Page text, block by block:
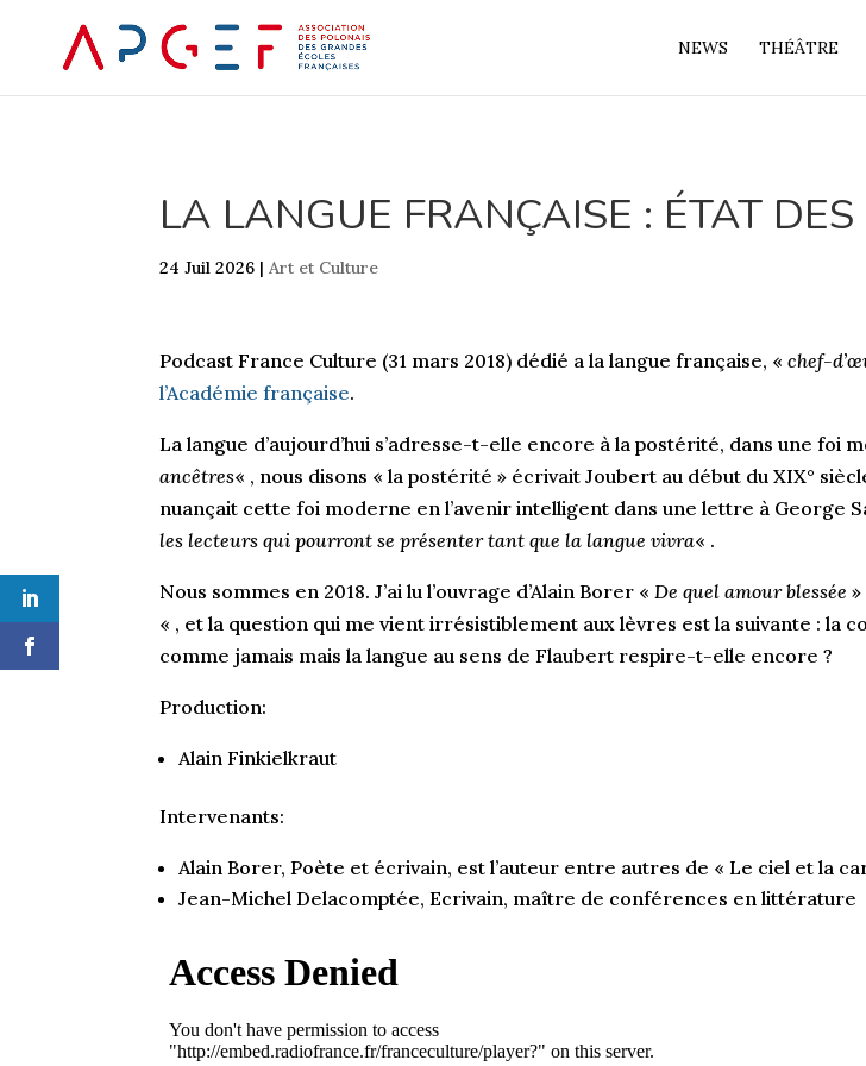
NEWS THÉÂTRE
LA LANGUE FRANÇAISE : ÉTAT
24 Juil 2026 |Art et Culture
Podcast France Culture (31 mars 2018) dédié a la langue française, «chef-
l’Académie française.
La langue d’aujourd’hui s’adresse-t-elle encore à la postérité, dans une foi
ancêtres« , nous disons « la postérité » écrivait Joubert au début du XIX°
nuançait cette foi moderne en l’avenir intelligent dans une lettre à George
les lecteurs qui pourront se présenter tant que la langue vivra« .
Nous sommes en 2018. J’ai lu l’ouvrage d’Alain Borer «De quel amour blessée
« , et la question qui me vient irrésistiblement aux lèvres est la suivante : la
comme jamais mais la langue au sens de Flaubert respire-t-elle encore ?
Production:
Alain Finkielkraut
Intervenants:
Alain Borer, Poète et écrivain, est l’auteur entre autres de « Le ciel et la
Jean-Michel Delacomptée, Ecrivain, maître de conférences en littérature